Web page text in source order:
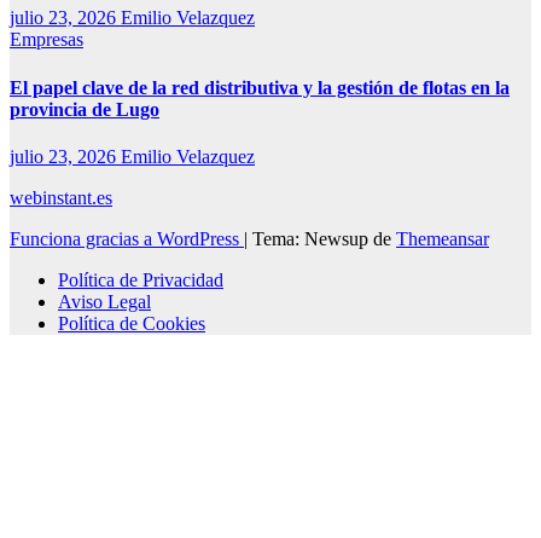
julio 23, 2026 Emilio Velazquez
Empresas
El papel clave de la red distributiva y la gestión de flotas en la
provincia de Lugo
julio 23, 2026 Emilio Velazquez
webinstant.es
Funciona gracias a WordPress | Tema: Newsup de Themeansar
Política de Privacidad
Aviso Legal
Política de Cookies